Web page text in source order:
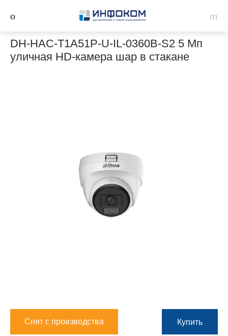
DH-HAC-T1A51P-U-IL-0360B-S2 5 Мп
уличная HD-камера шар в стакане
Снят с производства Купить